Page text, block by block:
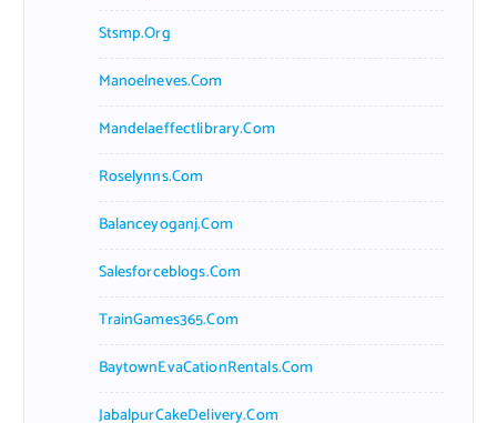
Stsmp.org
Manoelneves.com
Mandelaeffectlibrary.com
Roselynns.com
Balanceyoganj.com
Salesforceblogs.com
TrainGames365.com
BaytownEvaCationRentals.com
JabalpurCakeDelivery.com